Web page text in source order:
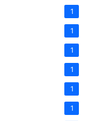
1
1
1
1
1
1